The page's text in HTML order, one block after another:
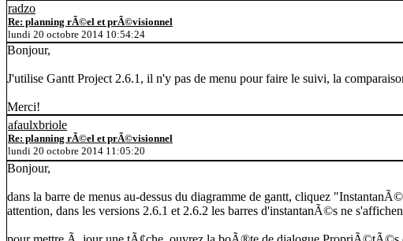
radzo
Re: planning rÃ©el et prÃ©visionnel
lundi 20 octobre 2014 10:54:24
Bonjour,
J'utilise Gantt Project 2.6.1, il n'y pas de menu pour faire le suivi, la
Merci!
afaulxbriole
Re: planning rÃ©el et prÃ©visionnel
lundi 20 octobre 2014 11:05:20
Bonjour,
dans la barre de menus au-dessus du diagramme de gantt, cliquez
attention, dans les versions 2.6.1 et 2.6.2 les barres d'instantanÃ©s ne